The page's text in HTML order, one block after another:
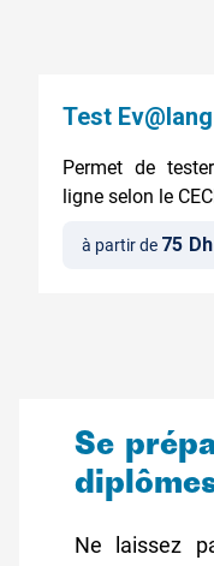
Test Ev@lang
Permet de
ligne selon le
à partir de 75
Se
Ne laissez